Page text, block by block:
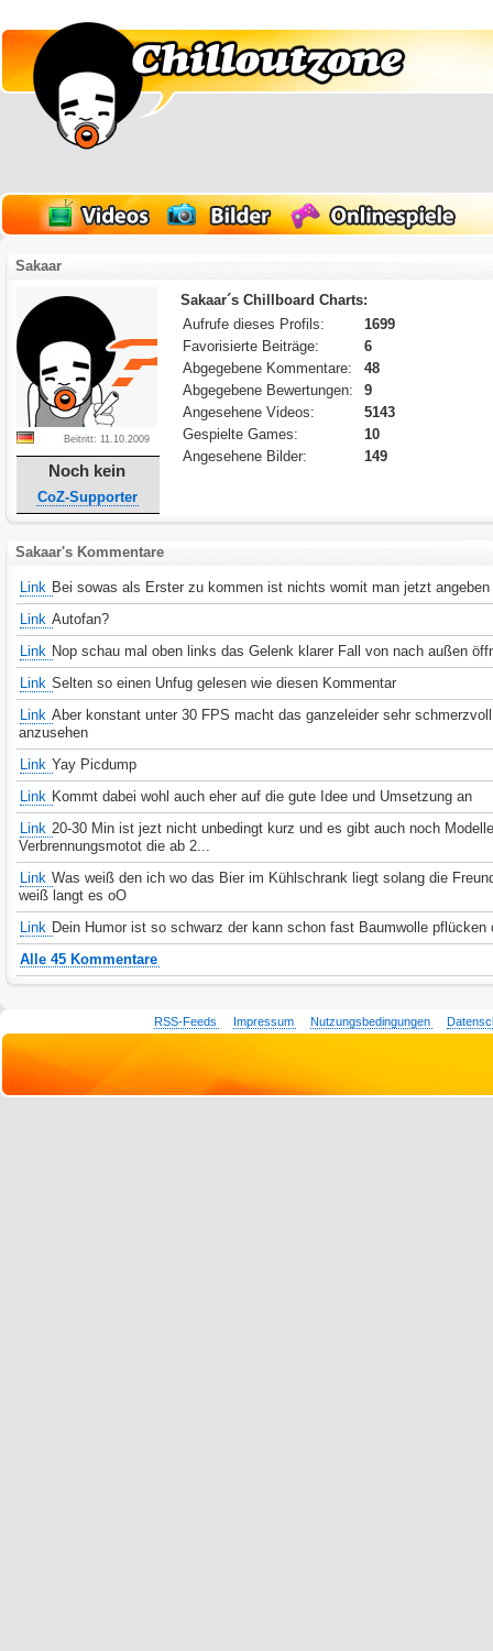
Sakaar
Beitritt: 11.10.2009
Noch kein
CoZ-Supporter
Sakaar´s Chillboard Charts:
Aufrufe dieses Profils:
1699
Favorisierte Beiträge:
6
Abgegebene Kommentare:
48
Abgegebene Bewertungen:
9
Angesehene Videos:
5143
Gespielte Games:
10
Angesehene Bilder:
149
Sakaar's Kommentare
Link Bei sowas als Erster zu kommen ist nichts womit man jetzt
Link Autofan?
Link Nop schau mal oben links das Gelenk klarer Fall von nach außen
Link Selten so einen Unfug gelesen wie diesen Kommentar
Link Aber konstant unter 30 FPS macht das ganzeleider sehr schmerzvoll
anzusehen
Link Yay Picdump
Link Kommt dabei wohl auch eher auf die gute Idee und Umsetzung an
Link 20-30 Min ist jezt nicht unbedingt kurz und es gibt auch noch
Verbrennungsmotot die ab 2...
Link Was weiß den ich wo das Bier im Kühlschrank liegt solang die
weiß langt es oO
Link Dein Humor ist so schwarz der kann schon fast Baumwolle pflücken
Alle 45 Kommentare
RSS-Feeds Impressum Nutzungsbedingungen